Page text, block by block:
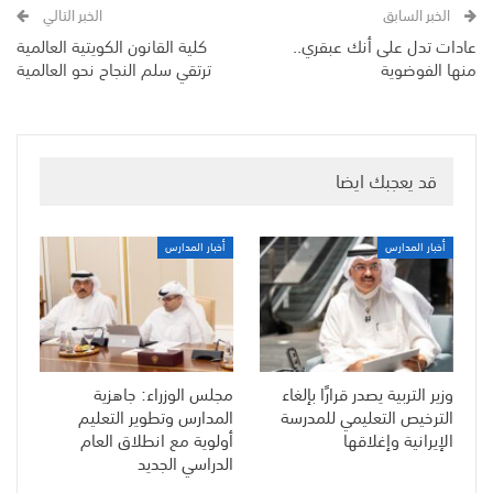
الخبر السابق
عادات تدل على أنك عبقري..
منها الفوضوية
الخبر التالي
كلية القانون الكويتية العالمية
ترتقي سلم النجاح نحو العالمية
قد يعجبك ايضا
أخبار المدارس
وزير التربية يصدر قرارًا بإلغاء
الترخيص التعليمي للمدرسة
الإيرانية وإغلاقها
أخبار المدارس
مجلس الوزراء: جاهزية
المدارس وتطوير التعليم
أولوية مع انطلاق العام
الدراسي الجديد